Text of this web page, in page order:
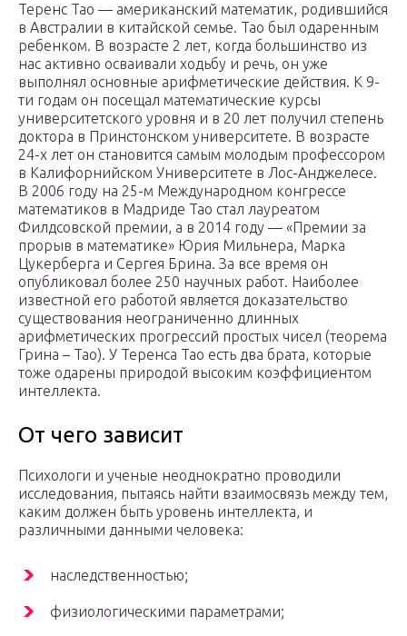
Теренс Тао — американский математик, родившийся
в Австралии в китайской семье. Тао был одаренным
ребенком. В возрасте 2 лет, когда большинство из
нас активно осваивали ходьбу и речь, он уже
выполнял основные арифметические действия. К 9-
ти годам он посещал математические курсы
университетского уровня и в 20 лет получил степень
доктора в Принстонском университете. В возрасте
24-х лет он становится самым молодым профессором
в Калифорнийском Университете в Лос-Анджелесе.
В 2006 году на 25-м Международном конгрессе
математиков в Мадриде Тао стал лауреатом
Филдсовской премии, а в 2014 году — «Премии за
прорыв в математике» Юрия Мильнера, Марка
Цукерберга и Сергея Брина. За все время он
опубликовал более 250 научных работ. Наиболее
известной его работой является доказательство
существования неограниченно длинных
арифметических прогрессий простых чисел (теорема
Грина – Тао). У Теренса Тао есть два брата, которые
тоже одарены природой высоким коэффициентом
интеллекта.
От чего зависит
Психологи и ученые неоднократно проводили
исследования, пытаясь найти взаимосвязь между тем,
каким должен быть уровень интеллекта, и
различными данными человека:
наследственностью;
физиологическими параметрами;